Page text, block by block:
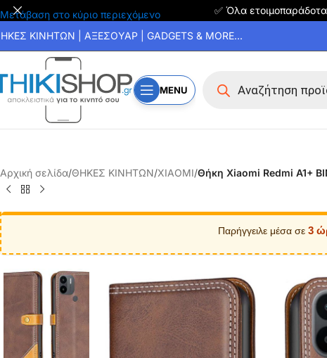
Μετάβαση στο κύριο περιεχόμενο ✅ Όλα ετοιμοπαράδοτα
ΚΙΝΗΤΩΝ | ΑΞΕΣΟΥΑΡ | GADGETS & MORE...
MENU
Αρχική σελίδα/ΘΗΚΕΣ ΚΙΝΗΤΩΝ/XIAOMI/Θήκη Xiaomi Redmi A1+
Παρήγγειλε μέσα σε 3